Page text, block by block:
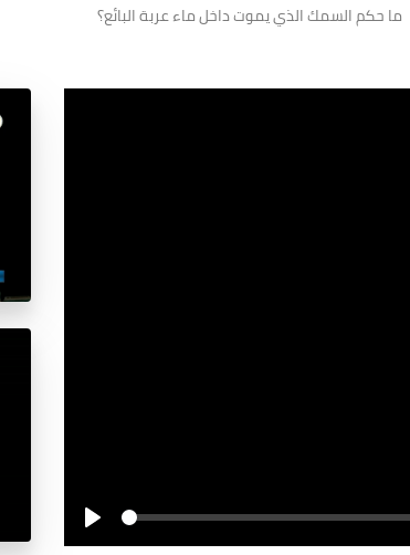
ما حكم السمك الذي يموت داخل ماء عربة البائع؟
Play
Seek